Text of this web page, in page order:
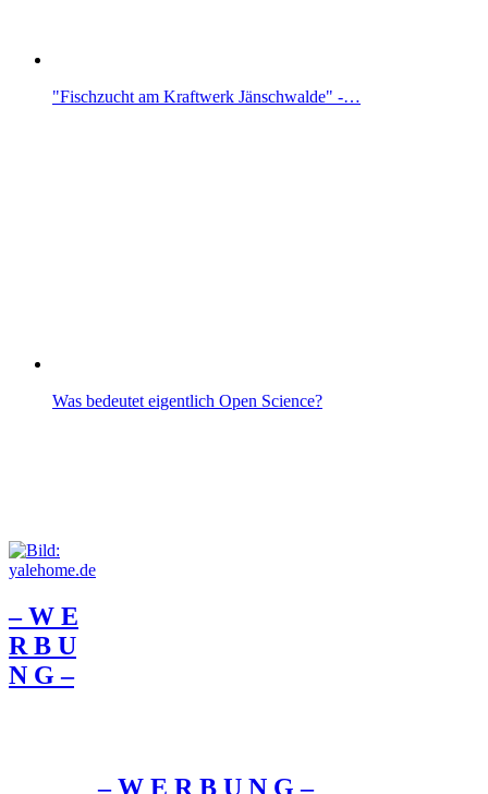
"Fischzucht am Kraftwerk Jänschwalde" -…
Was bedeutet eigentlich Open Science?
– W Ε
R Β U
Ν G –
– W Ε R Β U Ν G –